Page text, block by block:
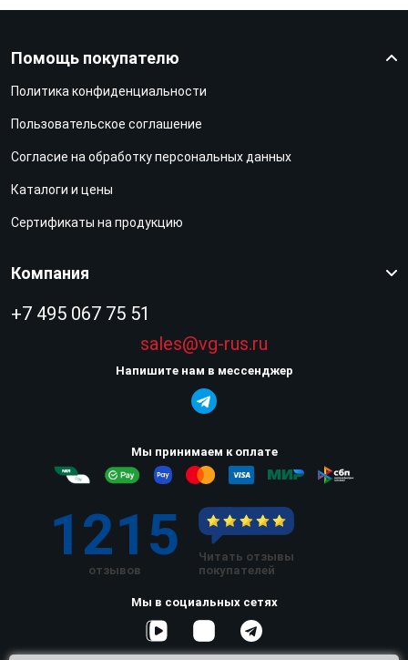
Помощь покупателю
Политика конфиденциальности
Пользовательское соглашение
Согласие на обработку персональных данных
Каталоги и цены
Сертификаты на продукцию
Компания
+7 495 067 75 51
sales@vg-rus.ru
Напишите нам в мессенджер
Мы принимаем к оплате
1215
отзывов
Читать отзывы
покупателей
Мы в социальных сетях